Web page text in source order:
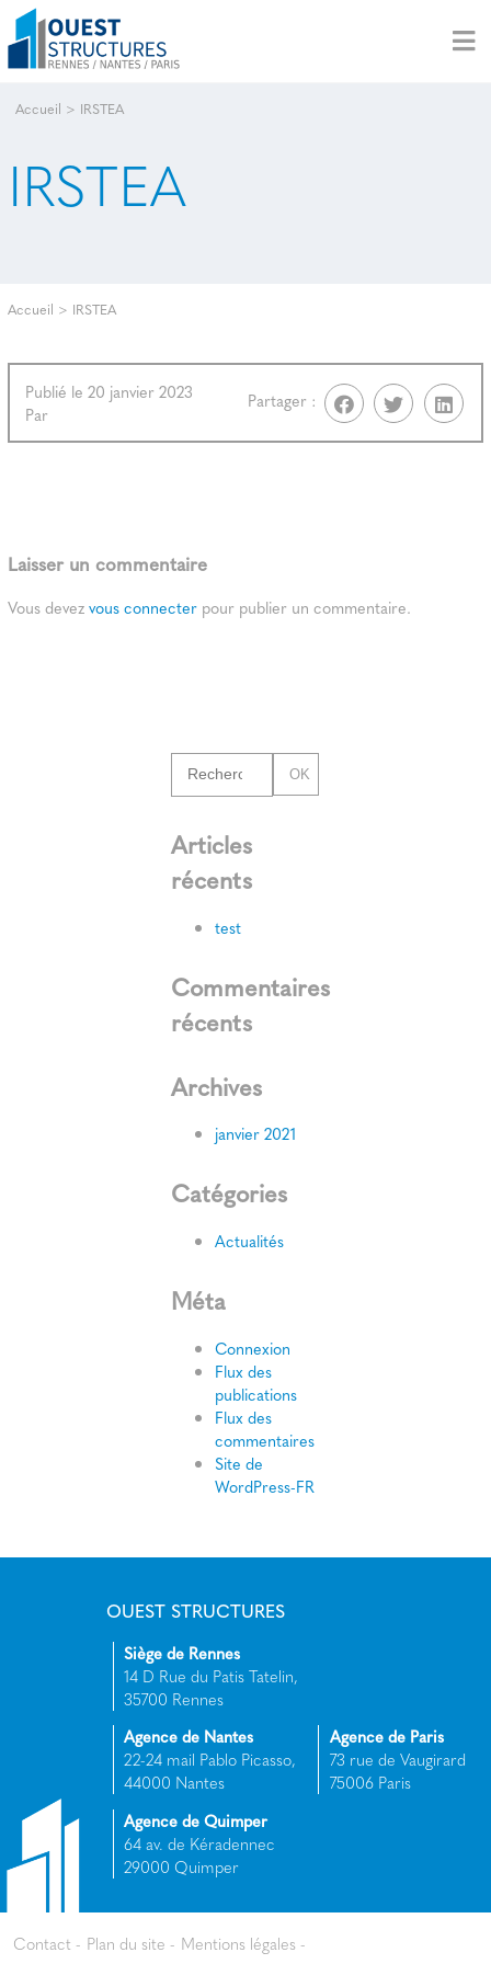
Accueil > IRSTEA
IRSTEA
Accueil > IRSTEA
Publié le 20 janvier 2023
Par
Partager :
Laisser un commentaire
Vous devezvous connecter pour publier un commentaire.
OK
Articles
récents
test
Commentaires
récents
Archives
janvier 2021
Catégories
Actualités
Méta
Connexion
Flux des
publications
Flux des
commentaires
Site de
WordPress-FR
OUEST STRUCTURES
Siège de Rennes
14 D Rue du Patis Tatelin,
35700 Rennes
Agence de Nantes
22-24 mail Pablo Picasso,
44000 Nantes
Agence de Paris
73 rue de Vaugirard
75006 Paris
Agence de Quimper
64 av. de Kéradennec
29000 Quimper
Contact Plan du site Mentions légales